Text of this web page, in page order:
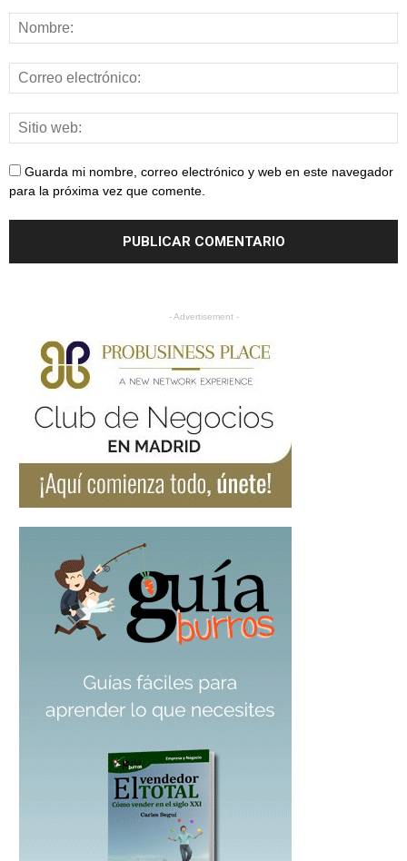
Guarda mi nombre, correo electrónico y web en este navegador
para la próxima vez que comente.
- Advertisement -